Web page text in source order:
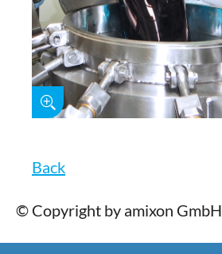
Back
© Copyright by amixon GmbH